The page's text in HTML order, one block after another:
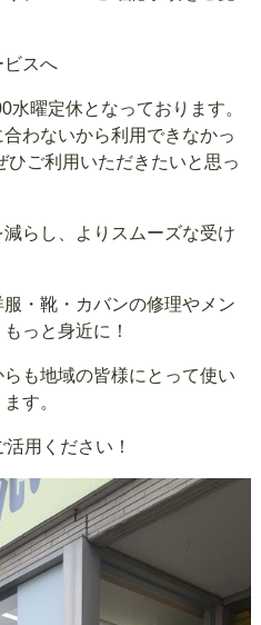
ビスへ
曜定休となっております。
わないから利用できなかっ
ご利用いただきたいと思っ
らし、よりスムーズな受け
・靴・カバンの修理やメン
っと身近に！
も地域の皆様にとって使い
す。
用ください！